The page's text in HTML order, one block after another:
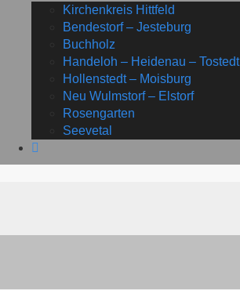
Kirchenkreis Hittfeld
Bendestorf – Jesteburg
Buchholz
Handeloh – Heidenau – Tostedt
Hollenstedt – Moisburg
Neu Wulmstorf – Elstorf
Rosengarten
Seevetal